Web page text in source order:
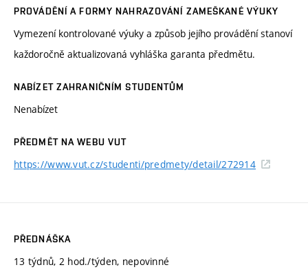
PROVÁDĚNÍ A FORMY NAHRAZOVÁNÍ ZAMEŠKANÉ VÝUKY
Vymezení kontrolované výuky a způsob jejího provádění stanoví
každoročně aktualizovaná vyhláška garanta předmětu.
NABÍZET ZAHRANIČNÍM STUDENTŮM
Nenabízet
PŘEDMĚT NA WEBU VUT
https://www.vut.cz/studenti/predmety/detail/272914
PŘEDNÁŠKA
13 týdnů, 2 hod./týden, nepovinné